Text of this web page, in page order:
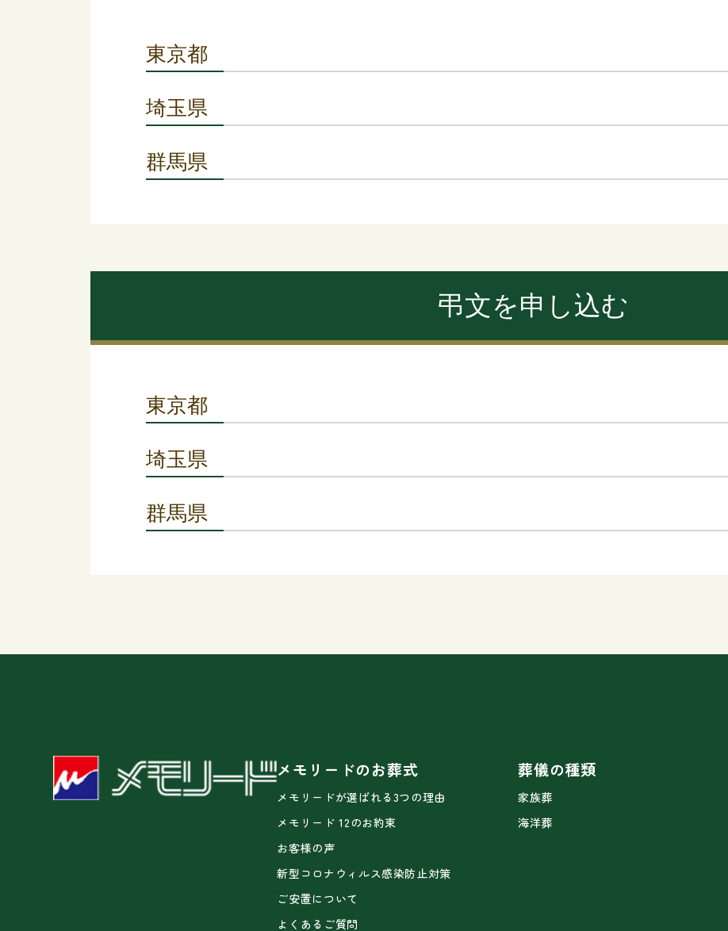
東京都
埼玉県
群馬県
弔文を申し込む
東京都
埼玉県
群馬県
メモリードのお葬式
メモリードが選ばれる3つの理由
メモリード 12のお約束
お客様の声
新型コロナウィルス感染防止対策
ご安置について
よくあるご質問
葬儀の種類
家族葬
海洋葬